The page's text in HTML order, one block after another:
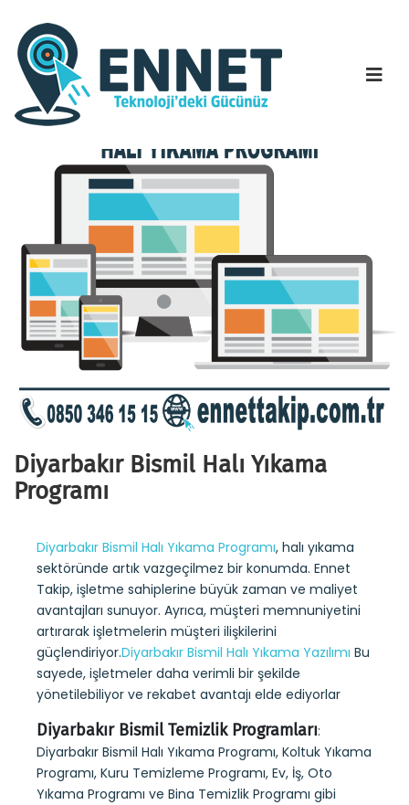
Diyarbakır Bismil Halı Yıkama
Programı
Diyarbakır Bismil Halı Yıkama Programı, halı yıkama
sektöründe artık vazgeçilmez bir konumda. Ennet
Takip, işletme sahiplerine büyük zaman ve maliyet
avantajları sunuyor. Ayrıca, müşteri memnuniyetini
artırarak işletmelerin müşteri ilişkilerini
güçlendiriyor.Diyarbakır Bismil Halı Yıkama Yazılımı Bu
sayede, işletmeler daha verimli bir şekilde
yönetilebiliyor ve rekabet avantajı elde ediyorlar
Diyarbakır Bismil Temizlik Programları:
Diyarbakır Bismil Halı Yıkama Programı, Koltuk Yıkama
Programı, Kuru Temizleme Programı, Ev, İş, Oto
Yıkama Programı ve Bina Temizlik Programı gibi